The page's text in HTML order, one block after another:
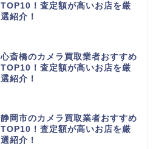
TOP10！査定額が高いお店を厳
選紹介！
心斎橋のカメラ買取業者おすすめ
TOP10！査定額が高いお店を厳
選紹介！
静岡市のカメラ買取業者おすすめ
TOP10！査定額が高いお店を厳
選紹介！